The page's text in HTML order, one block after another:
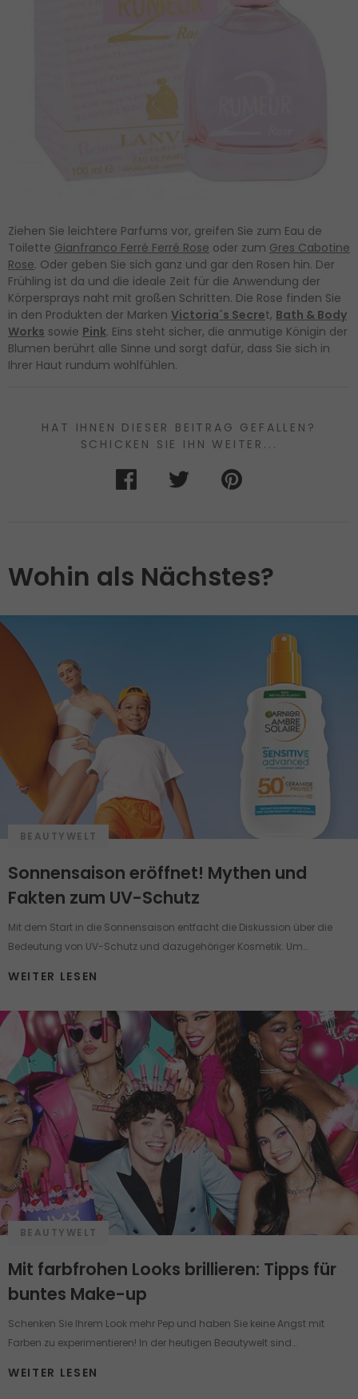
Ziehen Sie leichtere Parfums vor, greifen Sie zum Eau de
Toilette Gianfranco Ferré Ferré Rose oder zum Gres Cabotine
Rose. Oder geben Sie sich ganz und gar den Rosen hin. Der
Frühling ist da und die ideale Zeit für die Anwendung der
Körpersprays naht mit großen Schritten. Die Rose finden Sie
in den Produkten der Marken Victoria´s Secret, Bath & Body
Works sowie Pink. Eins steht sicher, die anmutige Königin der
Blumen berührt alle Sinne und sorgt dafür, dass Sie sich in
Ihrer Haut rundum wohlfühlen.
HAT IHNEN DIESER BEITRAG GEFALLEN?
SCHICKEN SIE IHN WEITER...
Wohin als Nächstes?
BEAUTYWELT
Sonnensaison eröffnet! Mythen und
Fakten zum UV-Schutz
Mit dem Start in die Sonnensaison entfacht die Diskussion über die
Bedeutung von UV-Schutz und dazugehöriger Kosmetik. Um
einen gut informierten Menschen in Verwirrung bringen können.
Pflegeprodukte mit UV-Schutz unter die Lupe.
WEITER LESEN
BEAUTYWELT
Mit farbfrohen Looks brillieren: Tipps für
buntes Make-up
Schenken Sie Ihrem Look mehr Pep und haben Sie keine Angst mit
Farben zu experimentieren! In der heutigen Beautywelt sind
bieten zugleich die Möglichkeit, die Schönheit zu betonen, die
WEITER LESEN